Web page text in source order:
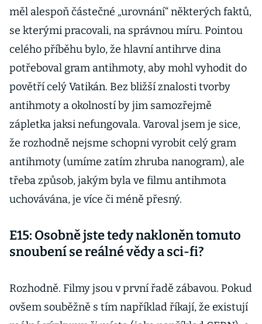
měl alespoň částečné „urovnání“ některých faktů,
se kterými pracovali, na správnou míru. Pointou
celého příběhu bylo, že hlavní antihrve dina
potřeboval gram antihmoty, aby mohl vyhodit do
povětří celý Vatikán. Bez bližší znalosti tvorby
antihmoty a okolností by jim samozřejmě
zápletka jaksi nefungovala. Varoval jsem je sice,
že rozhodně nejsme schopni vyrobit celý gram
antihmoty (umíme zatím zhruba nanogram), ale
třeba způsob, jakým byla ve filmu antihmota
uchovávána, je více či méně přesný.
E15: Osobně jste tedy nakloněn tomuto
snoubení se reálné vědy a sci-fi?
Rozhodně. Filmy jsou v první řadě zábavou. Pokud
ovšem souběžně s tím například říkají, že existují